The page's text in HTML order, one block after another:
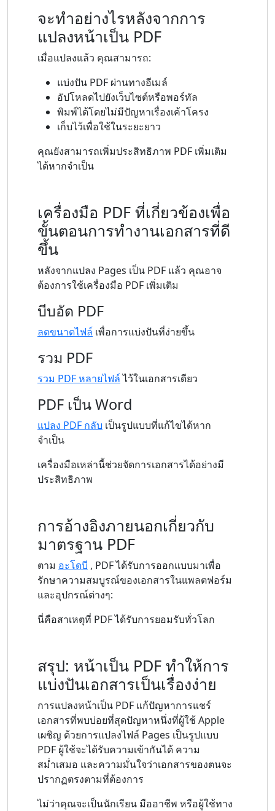
จะทำอย่างไรหลังจากการ
แปลงหน้าเป็น PDF
เมื่อแปลงแล้ว คุณสามารถ:
แบ่งปัน PDF ผ่านทางอีเมล์
อัปโหลดไปยังเว็บไซต์หรือพอร์ทัล
พิมพ์ได้โดยไม่มีปัญหาเรื่องเค้าโครง
เก็บไว้เพื่อใช้ในระยะยาว
คุณยังสามารถเพิ่มประสิทธิภาพ PDF เพิ่มเติม
ได้หากจำเป็น
เครื่องมือ PDF ที่เกี่ยวข้องเพื่อ
ขั้นตอนการทำงานเอกสารที่ดี
ขึ้น
หลังจากแปลง Pages เป็น PDF แล้ว คุณอาจ
ต้องการใช้เครื่องมือ PDF เพิ่มเติม
บีบอัด PDF
ลดขนาดไฟล์ เพื่อการแบ่งปันที่ง่ายขึ้น
รวม PDF
รวม PDF หลายไฟล์ไว้ในเอกสารเดียว
PDF เป็น Word
แปลง PDF กลับ เป็นรูปแบบที่แก้ไขได้หาก
จำเป็น
เครื่องมือเหล่านี้ช่วยจัดการเอกสารได้อย่างมี
ประสิทธิภาพ
การอ้างอิงภายนอกเกี่ยวกับ
มาตรฐาน PDF
ตาม อะโดบี , PDF ได้รับการออกแบบมาเพื่อ
รักษาความสมบูรณ์ของเอกสารในแพลตฟอร์ม
และอุปกรณ์ต่างๆ:
นี่คือสาเหตุที่ PDF ได้รับการยอมรับทั่วโลก
สรุป: หน้าเป็น PDF ทำให้การ
แบ่งปันเอกสารเป็นเรื่องง่าย
การแปลงหน้าเป็น PDF แก้ปัญหาการแชร์
เอกสารที่พบบ่อยที่สุดปัญหาหนึ่งที่ผู้ใช้ Apple
เผชิญ ด้วยการแปลงไฟล์ Pages เป็นรูปแบบ
PDF ผู้ใช้จะได้รับความเข้ากันได้ ความ
สม่ำเสมอ และความมั่นใจว่าเอกสารของตนจะ
ปรากฏตรงตามที่ต้องการ
ไม่ว่าคุณจะเป็นนักเรียน มืออาชีพ หรือผู้ใช้ทาง